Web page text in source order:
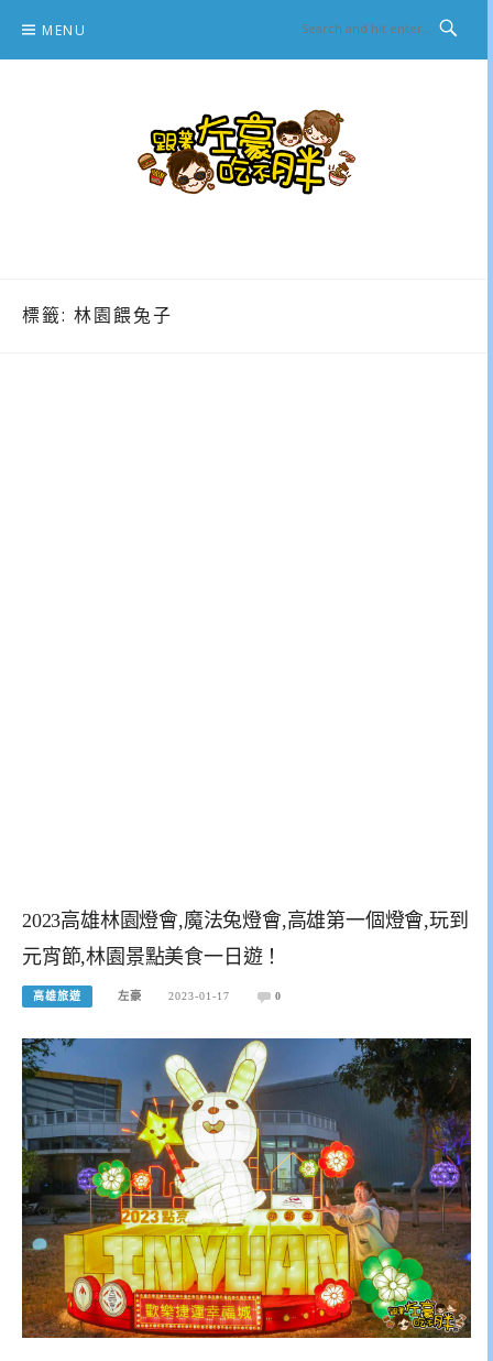
content
MENU
標籤: 林園餵兔子
2023高雄林園燈會,魔法兔燈會,高雄第一個燈會,玩到
元宵節,林園景點美食一日遊！
高雄旅遊 左豪 2023-01-17 0